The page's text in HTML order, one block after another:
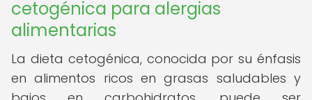
cetogénica para alergias
alimentarias
La dieta cetogénica, conocida por su énfasis
en alimentos ricos en grasas saludables y